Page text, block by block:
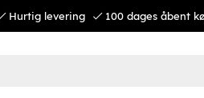
Hurtig levering 100 dages åbent